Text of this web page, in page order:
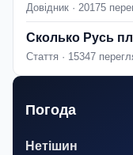
Довідник · 20175
Сколько Русь
Стаття · 15347
Погода
Нетішин